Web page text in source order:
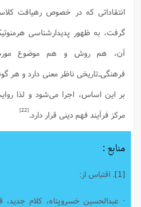
انتقاداتى که در خصوص رهیافت
گرفت، به ظهور پدیدارشناسى
آن، هم روش و هم موضوع مورد
فرهنگی‌ـ‌تاریخى ناظر معنى دارد و هر
بر این اساس، اجرا مى‌شود و لذا
مرکز فرآیند فهم دینى قرار دارد.
منابع :
. اقتباس از:
· عبدالحسین خسروپناه، کلام